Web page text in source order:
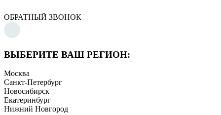
ОБРАТНЫЙ ЗВОНОК
ВЫБЕРИТЕ ВАШ РЕГИОН:
Москва
Санкт-Петербург
Новосибирск
Екатеринбург
Нижний Новгород